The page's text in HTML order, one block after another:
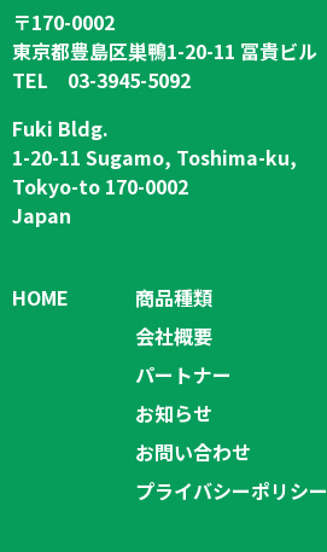
〒170-0002
東京都豊島区巣鴨1-20-11 冨貴ビル
TEL 03-3945-5092
Fuki Bldg.
1-20-11 Sugamo, Toshima-ku,
Tokyo-to 170-0002
Japan
HOME
商品種類
会社概要
パートナー
お知らせ
お問い合わせ
プライバシーポリシー